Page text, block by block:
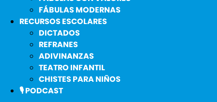
FÁBULAS MODERNAS
RECURSOS ESCOLARES
DICTADOS
REFRANES
ADIVINANZAS
TEATRO INFANTIL
CHISTES PARA NIÑOS
🎙️ PODCAST